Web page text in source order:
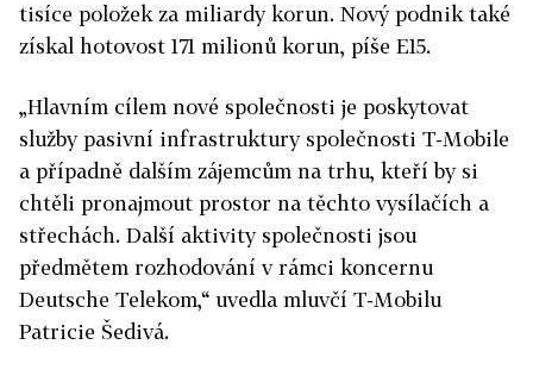
tisíce položek za miliardy korun. Nový podnik také
získal hotovost 171 milionů korun, píše E15.
„Hlavním cílem nové společnosti je poskytovat
služby pasivní infrastruktury společnosti T-Mobile
a případně dalším zájemcům na trhu, kteří by si
chtěli pronajmout prostor na těchto vysílačích a
střechách. Další aktivity společnosti jsou
předmětem rozhodování v rámci koncernu
Deutsche Telekom,“ uvedla mluvčí T-Mobilu
Patricie Šedivá.